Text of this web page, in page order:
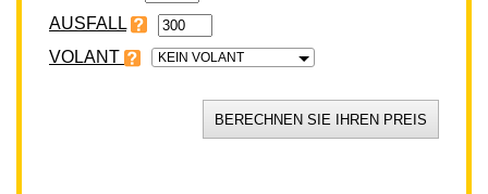
VOLANT KEIN VOLANT